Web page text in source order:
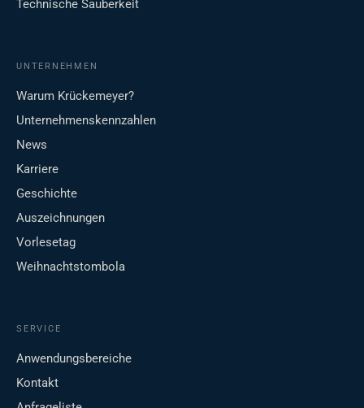
Technische Sauberkeit
UNTERNEHMEN
Warum Krückemeyer?
Unternehmenskennzahlen
News
Karriere
Geschichte
Auszeichnungen
Vorlesetag
Weihnachtstombola
SERVICE
Anwendungsbereiche
Kontakt